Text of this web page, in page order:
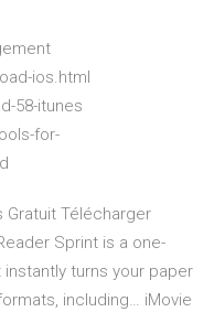
ios.html
58-itunes
for-
Gratuit Télécharger
Sprint is a one-
turns your paper
including… iMovie